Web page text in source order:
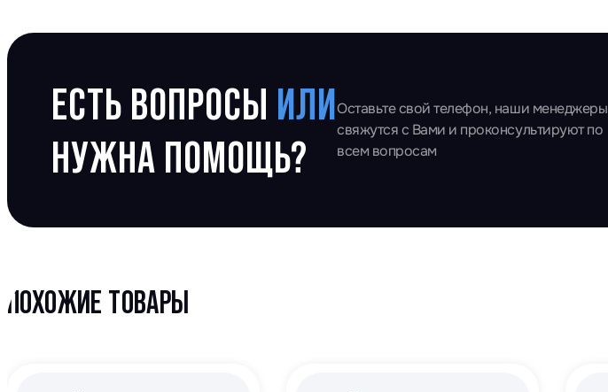
ЕСТЬ ВОПРОСЫ ИЛИ
НУЖНА ПОМОЩЬ?
Оставьте свой телефон, наши менеджеры
свяжутся с Вами и проконсультируют по
всем вопросам
ПОХОЖИЕ ТОВАРЫ